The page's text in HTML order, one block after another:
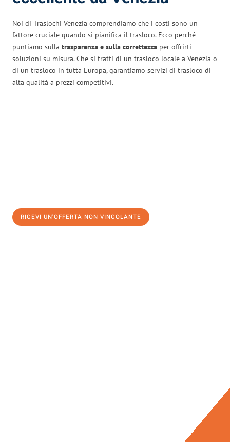
Noi di Traslochi Venezia comprendiamo che i costi sono un
fattore cruciale quando si pianifica il trasloco. Ecco perché
puntiamo sulla trasparenza e sulla correttezza per offrirti
soluzioni su misura. Che si tratti di un trasloco locale a Venezia o
di un trasloco in tutta Europa, garantiamo servizi di trasloco di
alta qualità a prezzi competitivi.
RICEVI UN'OFFERTA NON VINCOLANTE